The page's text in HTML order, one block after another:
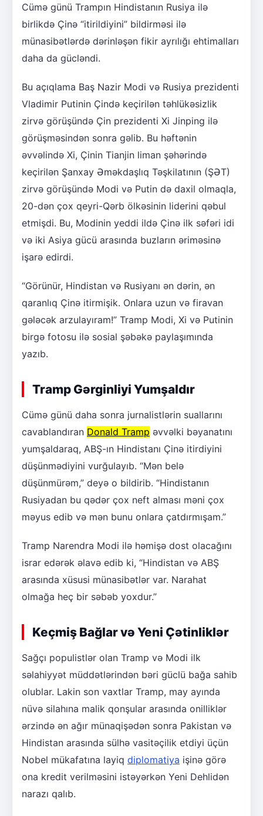
Cümə günü Trampın Hindistanın Rusiya ilə
birlikdə Çinə “itirildiyini” bildirməsi ilə
münasibətlərdə dərinləşən fikir ayrılığı ehtimalları
daha da gücləndi.
Bu açıqlama Baş Nazir Modi və Rusiya prezidenti
Vladimir Putinin Çində keçirilən təhlükəsizlik
zirvə görüşündə Çin prezidenti Xi Jinping ilə
görüşməsindən sonra gəlib. Bu həftənin
əvvəlində Xi, Çinin Tianjin liman şəhərində
keçirilən Şanxay Əməkdaşlıq Təşkilatının (ŞƏT)
zirvə görüşündə Modi və Putin də daxil olmaqla,
20-dən çox qeyri-Qərb ölkəsinin liderini qəbul
etmişdi. Bu, Modinin yeddi ildə Çinə ilk səfəri idi
və iki Asiya gücü arasında buzların əriməsinə
işarə edirdi.
“Görünür, Hindistan və Rusiyanı ən dərin, ən
qaranlıq Çinə itirmişik. Onlara uzun və firavan
gələcək arzulayıram!” Tramp Modi, Xi və Putinin
birgə fotosu ilə sosial şəbəkə paylaşımında
yazıb.
Tramp Gərginliyi Yumşaldır
Cümə günü daha sonra jurnalistlərin suallarını
cavablandıran Donald Tramp əvvəlki bəyanatını
yumşaldaraq, ABŞ-ın Hindistanı Çinə itirdiyini
düşünmədiyini vurğulayıb. “Mən belə
düşünmürəm,” deyə o bildirib. “Hindistanın
Rusiyadan bu qədər çox neft alması məni çox
məyus edib və mən bunu onlara çatdırmışam.”
Tramp Narendra Modi ilə həmişə dost olacağını
israr edərək əlavə edib ki, “Hindistan və ABŞ
arasında xüsusi münasibətlər var. Narahat
olmağa heç bir səbəb yoxdur.”
Keçmiş Bağlar və Yeni Çətinliklər
Sağçı populistlər olan Tramp və Modi ilk
səlahiyyət müddətlərindən bəri güclü bağa sahib
olublar. Lakin son vaxtlar Tramp, may ayında
nüvə silahına malik qonşular arasında onilliklər
ərzində ən ağır münaqişədən sonra Pakistan və
Hindistan arasında sülhə vasitəçilik etdiyi üçün
Nobel mükafatına layiq diplomatiya işinə görə
ona kredit verilməsini istəyərkən Yeni Dehlidən
narazı qalıb.